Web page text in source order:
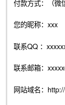
付款方式：（微
您的昵称：xxx
联系QQ ：
联系邮箱：
网站域名：